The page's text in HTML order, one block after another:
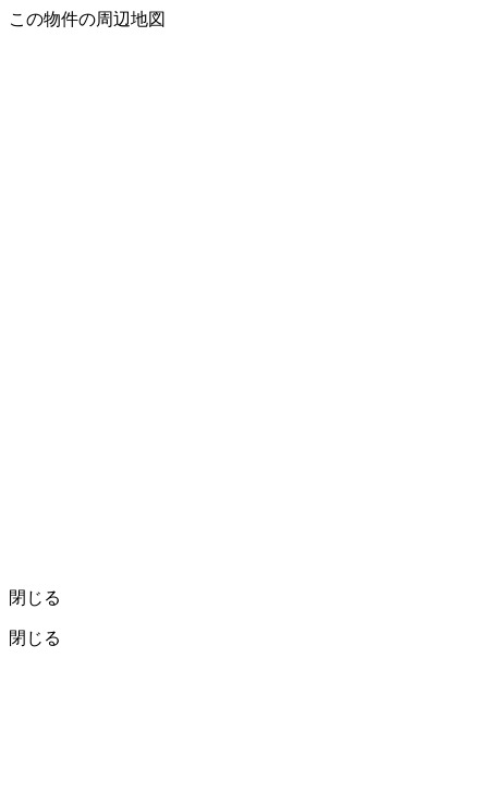
この物件の周辺地図
閉じる
閉じる